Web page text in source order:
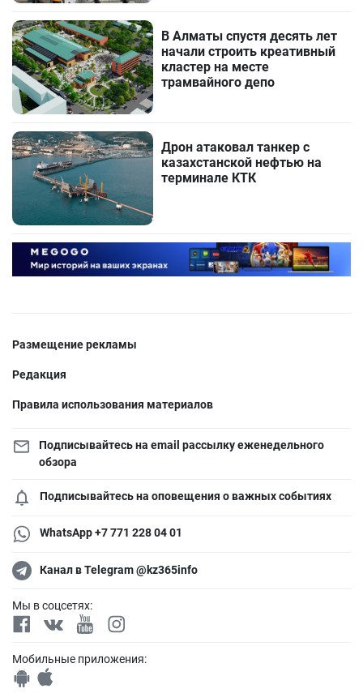
В Алматы спустя десять лет
начали строить креативный
кластер на месте
трамвайного депо
Дрон атаковал танкер с
казахстанской нефтью на
терминале КТК
Размещение рекламы
Редакция
Правила использования материалов
Подписывайтесь на email рассылку еженедельного
обзора
Подписывайтесь на оповещения о важных событиях
WhatsApp +7 771 228 04 01
Канал в Telegram @kz365info
Мы в соцсетях:
Мобильные приложения: